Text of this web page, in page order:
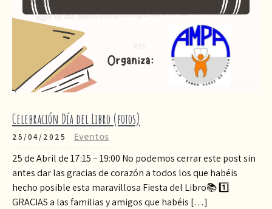
Celebración Día del Libro (fotos)
25/04/2025
Eventos
25 de Abril de 17:15 – 19:00 No podemos cerrar este post sin
antes dar las gracias de corazón a todos los que habéis
hecho posible esta maravillosa Fiesta del Libro📚 1️⃣
GRACIAS a las familias y amigos que habéis […]